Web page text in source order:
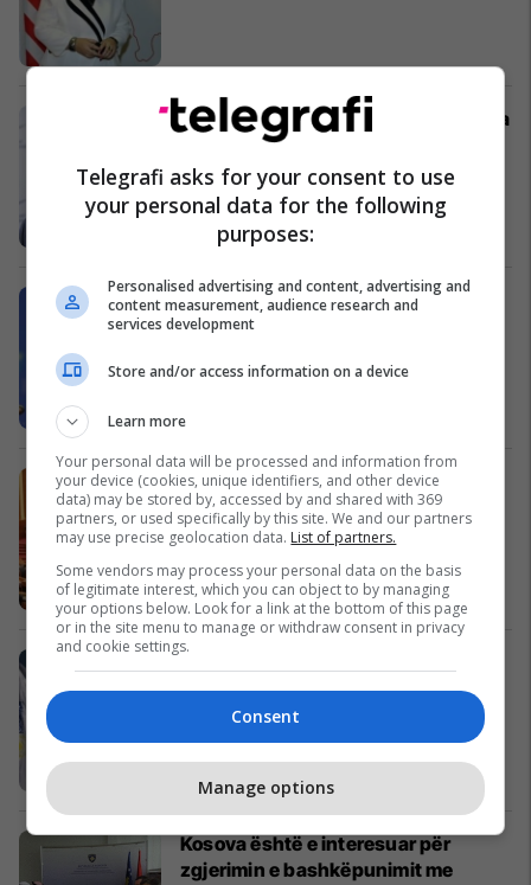
Qeveria kërkon sqarime nga Gjykata
Kushtetuese
Kosovë
Ashton: Mbajtja e zgjedhjeve
thelbësore
Shkëmbim akuzash në parlament
Shqipëri
kompjuterë në prag të zgjedhjeve
vendore
Shqipëri
Kosova është e interesuar për
zgjerimin e bashkëpunimit me
Telegrafi asks for your consent to use
your personal data for the following
purposes:
Personalised advertising and content, advertising and
content measurement, audience research and
services development
Store and/or access information on a device
Learn more
Your personal data will be processed and information from
your device (cookies, unique identifiers, and other device
data) may be stored by, accessed by and shared with 369
partners, or used specifically by this site. We and our partners
may use precise geolocation data. List of partners.
Some vendors may process your personal data on the basis
of legitimate interest, which you can object to by managing
your options below. Look for a link at the bottom of this page
or in the site menu to manage or withdraw consent in privacy
and cookie settings.
Consent
Manage options